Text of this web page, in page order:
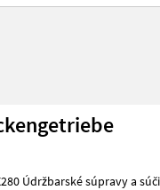
Hnací